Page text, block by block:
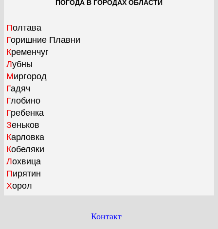
ПОГОДА В ГОРОДАХ ОБЛАСТИ
Полтава
Горишние Плавни
Кременчуг
Лубны
Миргород
Гадяч
Глобино
Гребенка
Зеньков
Карловка
Кобеляки
Лохвица
Пирятин
Хорол
Контакт